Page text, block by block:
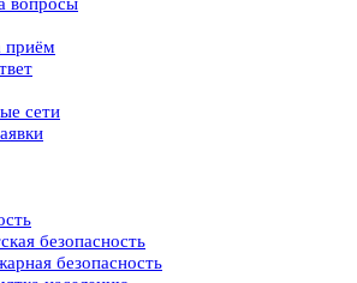
вопросы
приём
сети
безопасность
безопасность